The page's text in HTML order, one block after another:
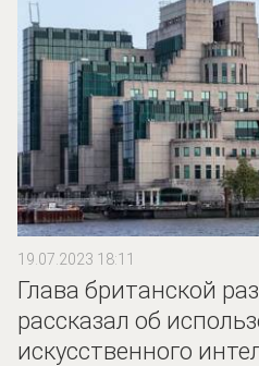
19.07.2023 18:11
Глава британской
рассказал об
искусственного